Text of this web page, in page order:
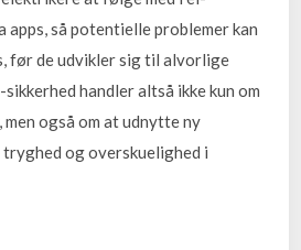
apps, så potentielle problemer kan
før de udvikler sig til alvorlige
handler altså ikke kun om
også om at udnytte ny
og overskuelighed i